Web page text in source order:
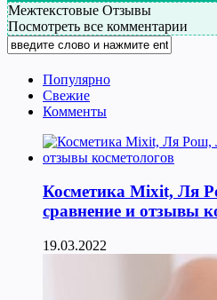
Межтекстовые Отзывы
Посмотреть все комментарии
Популярно
Свежие
Комменты
Косметика Мixit, Ля
сравнение и отзывы
19.03.2022